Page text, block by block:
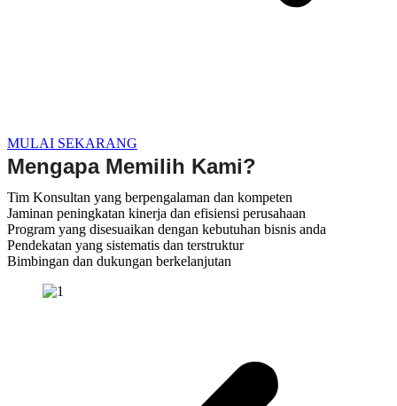
MULAI SEKARANG
Mengapa Memilih Kami?
Tim Konsultan yang berpengalaman dan kompeten
Jaminan peningkatan kinerja dan efisiensi perusahaan
Program yang disesuaikan dengan kebutuhan bisnis anda
Pendekatan yang sistematis dan terstruktur
Bimbingan dan dukungan berkelanjutan